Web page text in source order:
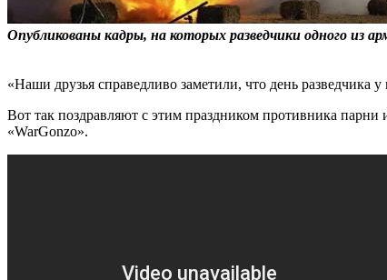
Опубликованы кадры, на которых разведчики одного из
«Наши друзья справедливо заметили, что день разведчика
Вот так поздравляют с этим праздником противника
«WarGonzo».